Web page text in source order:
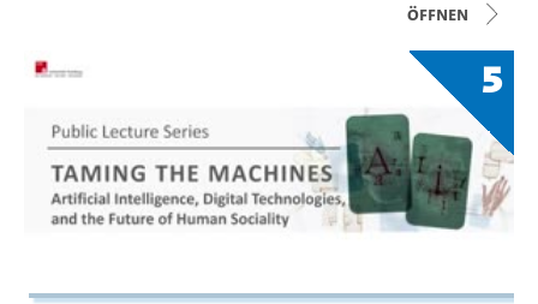
Öffnen
5